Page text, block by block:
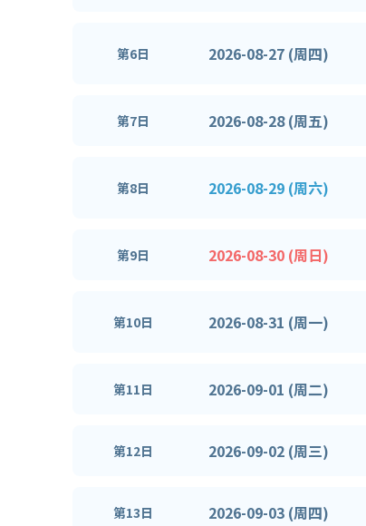
第6日 2026-08-27 (周四)
第7日 2026-08-28 (周五)
第8日 2026-08-29 (周六)
第9日 2026-08-30 (周日)
第10日 2026-08-31 (周一)
第11日 2026-09-01 (周二)
第12日 2026-09-02 (周三)
第13日 2026-09-03 (周四)